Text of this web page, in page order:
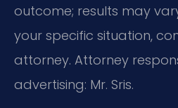
outcome; results may
your specific situation,
attorney. Attorney
advertising: Mr. Sris.